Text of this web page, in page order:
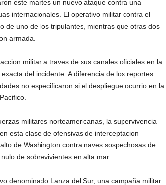
este martes un nuevo ataque contra una
internacionales. El operativo militar contra el
de uno de los tripulantes, mientras que otras dos
armada.
militar a traves de sus canales oficiales en la
del incidente. A diferencia de los reportes
no especificaron si el despliegue ocurrio en la
militares norteamericanas, la supervivencia
esta clase de ofensivas de interceptacion
de Washington contra naves sospechosas de
de sobrevivientes en alta mar.
denominado Lanza del Sur, una campaña militar